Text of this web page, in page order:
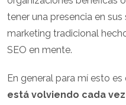
tener una presencia en
marketing tradicional
SEO en mente.
En general para mí esto
está volviendo cada